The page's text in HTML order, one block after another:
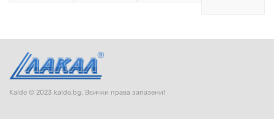
Kaldo © 2023 kaldo.bg. Всички права запазени!